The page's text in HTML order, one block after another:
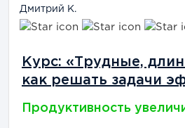
Дмитрий К.
Курс: «Трудные,
как решать задачи
Продуктивность